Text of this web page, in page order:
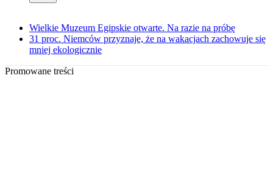
Wielkie Muzeum Egipskie otwarte. Na razie na próbę
31 proc. Niemców przyznaje, że na wakacjach zachowuje się
mniej ekologicznie
Promowane treści